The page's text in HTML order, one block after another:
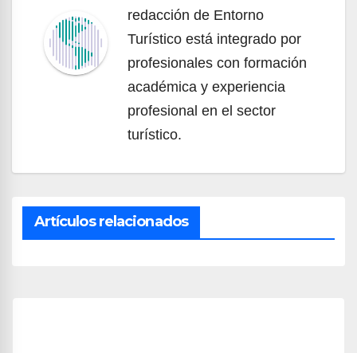
redacción de Entorno
Turístico está integrado por
profesionales con formación
académica y experiencia
profesional en el sector
turístico.
Artículos relacionados